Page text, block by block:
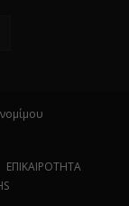
ΕΠΙΚΑΙΡΟΤΗΤΑ